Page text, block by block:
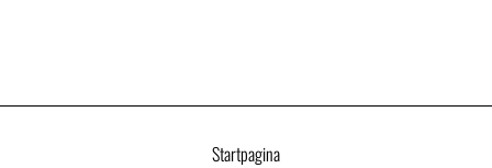
Startpagina